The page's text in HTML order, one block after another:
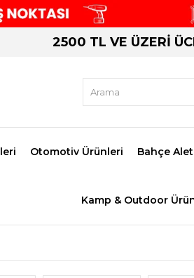
2500 TL VE ÜZERİ
Otomotiv Ürünleri Bahçe
Kamp & Outdoor